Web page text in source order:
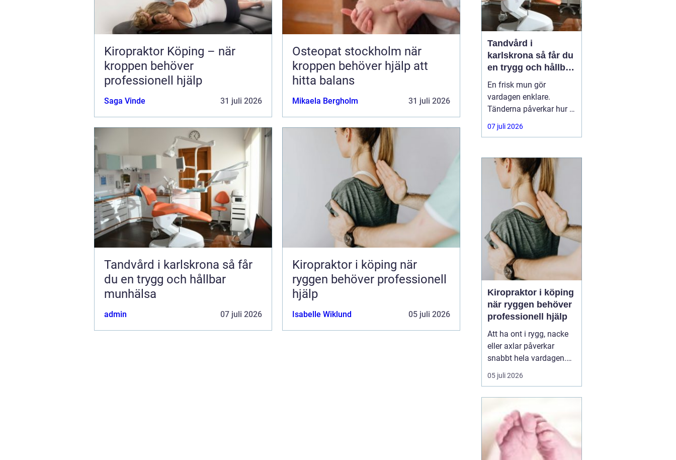
Kiropraktor Köping – när
kroppen behöver
professionell hjälp
Saga Vinde 31 juli 2026
Osteopat stockholm när
kroppen behöver hjälp att
hitta balans
Mikaela Bergholm 31 juli 2026
Tandvård i karlskrona så får
du en trygg och hållbar
munhälsa
admin 07 juli 2026
Kiropraktor i köping när
ryggen behöver professionell
hjälp
Isabelle Wiklund 05 juli 2026
Tandvård i
karlskrona så får du
en trygg och hållbar
munhälsa
En frisk mun gör
vardagen enklare.
Tänderna påverkar hur vi
äter, hur vi pratar och hur
trygga vi känner oss i
människor sökerefter
tandvård Karlskrona
handlar
07 juli 2026
Kiropraktor i köping
när ryggen behöver
professionell hjälp
Att ha ont i rygg, nacke
eller axlar påverkar
snabbt hela vardagen.
Sömn, arbete, träning
och humör hänger ihop
därför en kiropraktor
Köping när värken inte
längre går över av sig
själv, eller när
05 juli 2026